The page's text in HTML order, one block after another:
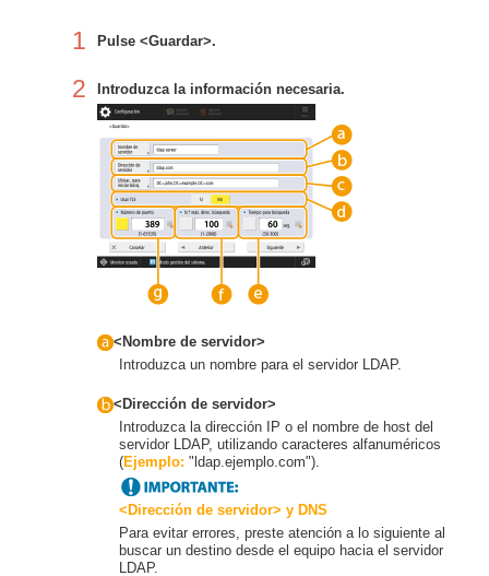
1 Pulse <Guardar>.
2 Introduzca la información necesaria.
<Nombre de servidor>
Introduzca un nombre para el servidor LDAP.
<Dirección de servidor>
Introduzca la dirección IP o el nombre de host del
servidor LDAP, utilizando caracteres alfanuméricos
(Ejemplo: "ldap.ejemplo.com").
<Dirección de servidor> y DNS
Para evitar errores, preste atención a lo siguiente al
buscar un destino desde el equipo hacia el servidor
LDAP.